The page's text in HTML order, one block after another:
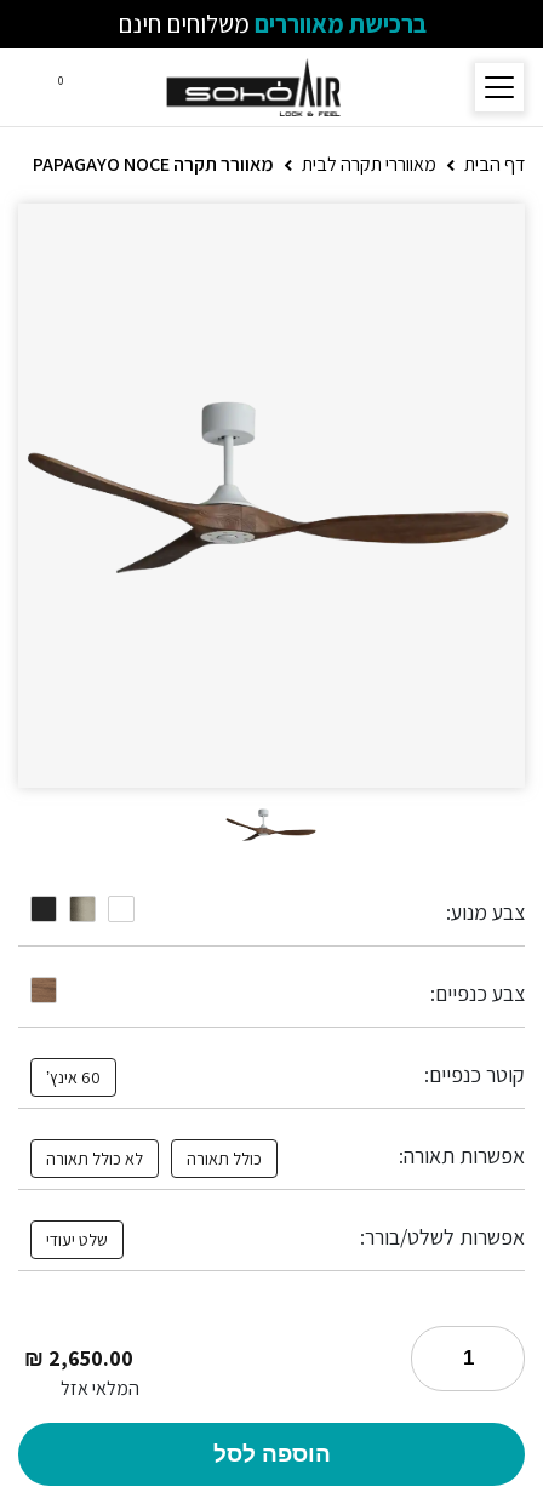
ברכישת מאוורריםמשלוחים חינם
0
דף הבית מאווררי תקרה לבית מאוורר תקרה PAPAGAYO NOCE
צבע מנוע:
צבע כנפיים:
קוטר כנפיים: 60 אינץ’
אפשרות תאורה: כולל תאורה לא כולל תאורה
אפשרות לשלט/בורר: שלט יעודי
2,650.00
₪
המלאי אזל
הוספה לסל